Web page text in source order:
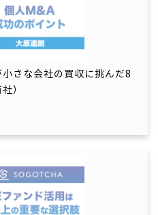
小さな会社の買収に挑んだ8
）